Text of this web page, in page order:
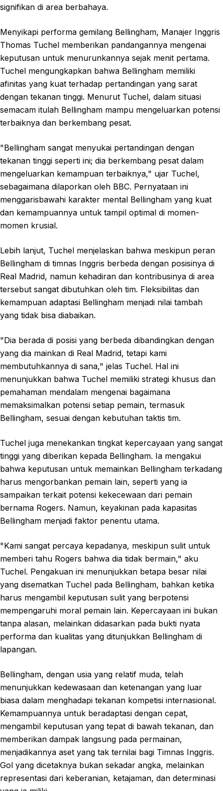
signifikan di area berbahaya.
Menyikapi performa gemilang Bellingham, Manajer Inggris
Thomas Tuchel memberikan pandangannya mengenai
keputusan untuk menurunkannya sejak menit pertama.
Tuchel mengungkapkan bahwa Bellingham memiliki
afinitas yang kuat terhadap pertandingan yang sarat
dengan tekanan tinggi. Menurut Tuchel, dalam situasi
semacam itulah Bellingham mampu mengeluarkan potensi
terbaiknya dan berkembang pesat.
"Bellingham sangat menyukai pertandingan dengan
tekanan tinggi seperti ini; dia berkembang pesat dalam
mengeluarkan kemampuan terbaiknya," ujar Tuchel,
sebagaimana dilaporkan oleh BBC. Pernyataan ini
menggarisbawahi karakter mental Bellingham yang kuat
dan kemampuannya untuk tampil optimal di momen-
momen krusial.
Lebih lanjut, Tuchel menjelaskan bahwa meskipun peran
Bellingham di timnas Inggris berbeda dengan posisinya di
Real Madrid, namun kehadiran dan kontribusinya di area
tersebut sangat dibutuhkan oleh tim. Fleksibilitas dan
kemampuan adaptasi Bellingham menjadi nilai tambah
yang tidak bisa diabaikan.
"Dia berada di posisi yang berbeda dibandingkan dengan
yang dia mainkan di Real Madrid, tetapi kami
membutuhkannya di sana," jelas Tuchel. Hal ini
menunjukkan bahwa Tuchel memiliki strategi khusus dan
pemahaman mendalam mengenai bagaimana
memaksimalkan potensi setiap pemain, termasuk
Bellingham, sesuai dengan kebutuhan taktis tim.
Tuchel juga menekankan tingkat kepercayaan yang sangat
tinggi yang diberikan kepada Bellingham. Ia mengakui
bahwa keputusan untuk memainkan Bellingham terkadang
harus mengorbankan pemain lain, seperti yang ia
sampaikan terkait potensi kekecewaan dari pemain
bernama Rogers. Namun, keyakinan pada kapasitas
Bellingham menjadi faktor penentu utama.
"Kami sangat percaya kepadanya, meskipun sulit untuk
memberi tahu Rogers bahwa dia tidak bermain," aku
Tuchel. Pengakuan ini menunjukkan betapa besar nilai
yang disematkan Tuchel pada Bellingham, bahkan ketika
harus mengambil keputusan sulit yang berpotensi
mempengaruhi moral pemain lain. Kepercayaan ini bukan
tanpa alasan, melainkan didasarkan pada bukti nyata
performa dan kualitas yang ditunjukkan Bellingham di
lapangan.
Bellingham, dengan usia yang relatif muda, telah
menunjukkan kedewasaan dan ketenangan yang luar
biasa dalam menghadapi tekanan kompetisi internasional.
Kemampuannya untuk beradaptasi dengan cepat,
mengambil keputusan yang tepat di bawah tekanan, dan
memberikan dampak langsung pada permainan,
menjadikannya aset yang tak ternilai bagi Timnas Inggris.
Gol yang dicetaknya bukan sekadar angka, melainkan
representasi dari keberanian, ketajaman, dan determinasi